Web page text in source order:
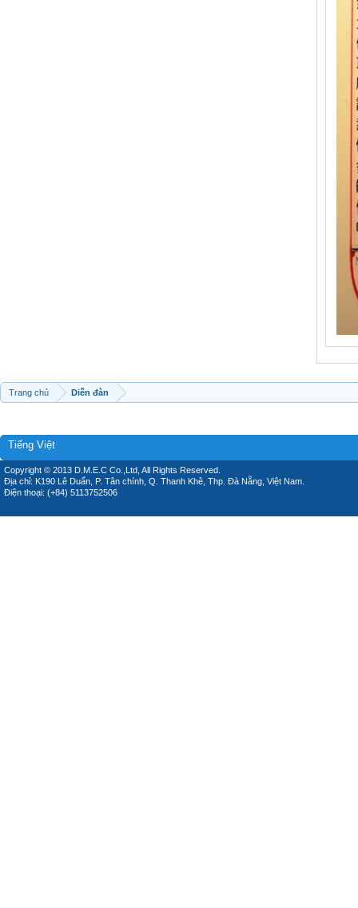
Trang chủ Diễn đàn
Tiếng Việt
Copyright © 2013 D.M.E.C Co.,Ltd, All Rights Reserved.
Địa chỉ: K190 Lê Duẩn, P. Tân chính, Q. Thanh Khê, Thp. Đà Nẵng, Việt Nam.
Điện thoại: (+84) 5113752506